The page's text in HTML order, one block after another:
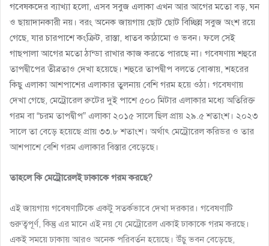
গবেষকদের ব্যাখ্যা হলো, এসব সবুজ এলাকা এখন আর আগের মতো বড়, ঘন
ও ছায়াদানকারী নয়। বরং অনেক জায়গায় ছোট ছোট বিচ্ছিন্ন সবুজ অংশ রয়ে
গেছে, যার চারপাশে কংক্রিট, রাস্তা, ধাতব কাঠামো ও ভবন। ফলে সেই
গাছপালা আগের মতো ঠান্ডা রাখার কাজ করতে পারছে না। গবেষণায় শহুরে
তাপদ্বীপের তীব্রতাও দেখা হয়েছে। শহুরে তাপদ্বীপ বলতে বোঝায়, শহরের
কিছু এলাকা আশপাশের এলাকার তুলনায় বেশি গরম হয়ে ওঠা। গবেষণায়
দেখা গেছে, মেট্রোরেল রুটের দুই পাশে ৫০০ মিটার এলাকার মধ্যে অতিরিক্ত
গরম বা “চরম তাপদ্বীপ” এলাকা ২০১৫ সালে ছিল প্রায় ২৯.৫ শতাংশ। ২০২৩
সালে তা বেড়ে হয়েছে প্রায় ৩৩.৮ শতাংশ। অর্থাৎ মেট্রোরেল করিডর ও তার
আশপাশে বেশি গরম এলাকার বিস্তার বেড়েছে।
তাহলে কি মেট্রোরেলই ঢাকাকে গরম করছে?
এই জায়গায় গবেষণাটিকে একটু সতর্কভাবে দেখা দরকার। গবেষণাটি
গুরুত্বপূর্ণ, কিন্তু এর মানে এই নয় যে মেট্রোরেল একাই ঢাকাকে গরম করছে।
একই সময়ে ঢাকায় আরও অনেক পরিবর্তন হয়েছে। উঁচু ভবন বেড়েছে,